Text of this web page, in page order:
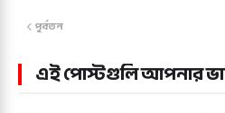
পূর্বতন
এই পোস্টগুলি আপনার